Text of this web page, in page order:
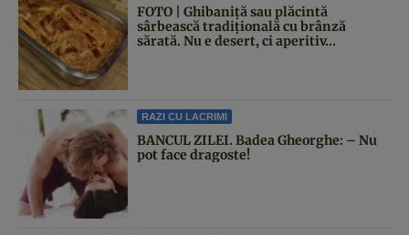
FOTO | Ghibaniță sau plăcintă
sârbească tradițională cu brânză
sărată. Nu e desert, ci aperitiv...
RAZI CU LACRIMI
BANCUL ZILEI. Badea Gheorghe: – Nu
pot face dragoste!